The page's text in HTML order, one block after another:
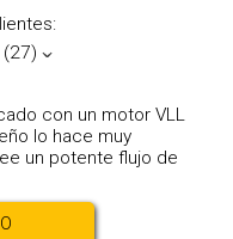
(27)
con un motor VLL
lo hace muy
un potente flujo de